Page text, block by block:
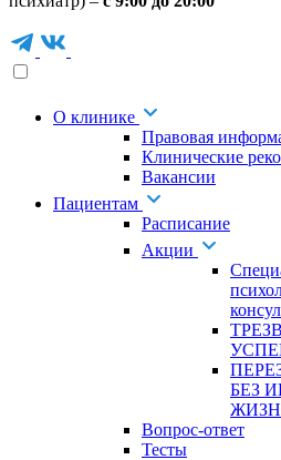
О клинике
Правовая
Клинические
Вакансии
Пациентам
Расписание
Акции
БЕЗ
Вопрос-ответ
Тесты